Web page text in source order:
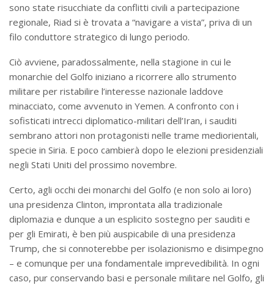
sono state risucchiate da conflitti civili a partecipazione
regionale, Riad si è trovata a “navigare a vista”, priva di un
filo conduttore strategico di lungo periodo.
Ciò avviene, paradossalmente, nella stagione in cui le
monarchie del Golfo iniziano a ricorrere allo strumento
militare per ristabilire l’interesse nazionale laddove
minacciato, come avvenuto in Yemen. A confronto con i
sofisticati intrecci diplomatico-militari dell’Iran, i sauditi
sembrano attori non protagonisti nelle trame mediorientali,
specie in Siria. E poco cambierà dopo le elezioni presidenziali
negli Stati Uniti del prossimo novembre.
Certo, agli occhi dei monarchi del Golfo (e non solo ai loro)
una presidenza Clinton, improntata alla tradizionale
diplomazia e dunque a un esplicito sostegno per sauditi e
per gli Emirati, è ben più auspicabile di una presidenza
Trump, che si connoterebbe per isolazionismo e disimpegno
– e comunque per una fondamentale imprevedibilità. In ogni
caso, pur conservando basi e personale militare nel Golfo, gli